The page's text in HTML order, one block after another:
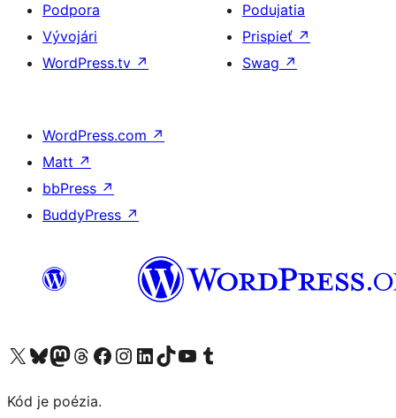
Podpora
Vývojári
WordPress.tv ↗
Podujatia
Prispieť ↗
Swag ↗
WordPress.com ↗
Matt ↗
bbPress ↗
BuddyPress ↗
Navštívte náš účet na X (predtým Twitter)
Navštívte náš účet na platforme Bluesky
Navštívte náš účet na Mastodone
Navštívte náš účet na platforme Threads
Navštívte našu stránku na Facebooku
Navštívte náš účet Instagram
Navštívte náš účet LinkedIn
Navštívte náš účet na platforme TikTok
Navštívte náš kanál YouTube
Navštívte náš účet na platforme Tumblr
Kód je poézia.